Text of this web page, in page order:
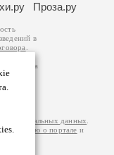
Проза.ру
в
авторам
возможна
за
на
персональных данных
о портале и